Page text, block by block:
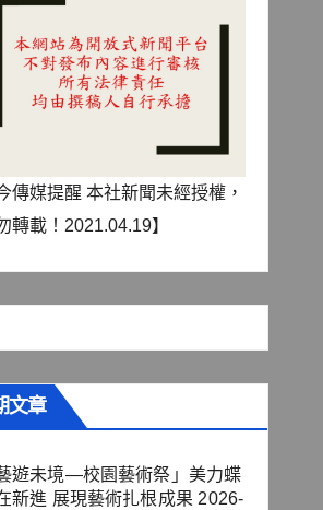
傳媒提醒 本社新聞未經授權，
轉載！2021.04.19】
文章
藝遊未境—校園藝術祭」美力蝶
新進 展現藝術扎根成果 2026-